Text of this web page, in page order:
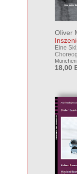
Oliver
Eine
18,00